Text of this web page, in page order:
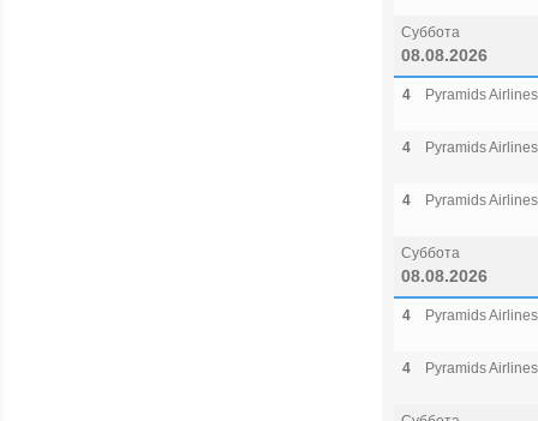
Суббота
08.08.2026
4 Pyramids Airlines
4 Pyramids Airlines
4 Pyramids Airlines
Суббота
08.08.2026
4 Pyramids Airlines
4 Pyramids Airlines